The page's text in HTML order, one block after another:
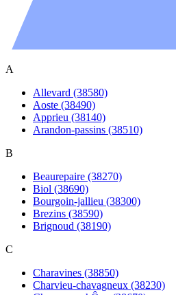
A
Allevard (38580)
Aoste (38490)
Apprieu (38140)
Arandon-passins (38510)
B
Beaurepaire (38270)
Biol (38690)
Bourgoin-jallieu (38300)
Brezins (38590)
Brignoud (38190)
C
Charavines (38850)
Charvieu-chavagneux (38230)